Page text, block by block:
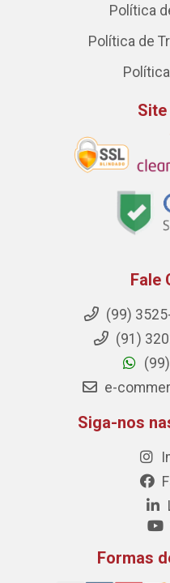
Política
Política de
Fale
(99)
(91)
e-
Siga-nos
Formas